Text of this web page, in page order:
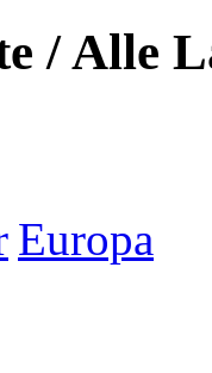
/ Alle
Europa